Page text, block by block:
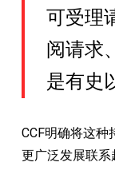
可受理
阅请求
是有史
CCF明确将这
更广泛发展联系